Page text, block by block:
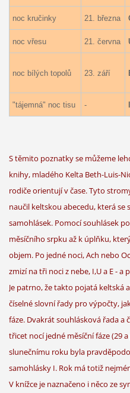
noc kručinky 21. března
noc vřesu 21. června
noc bílých topolů 23. září
"tájemná" noc tisu - I
S těmito poznatky se můžeme
knihy, mladého Kelta Beth-Luis-
rodiče orientují v čase. Tyto
naučil keltskou abecedu, která se
samohlásek. Pomocí souhlásek
měsíčního srpku až k úplňku,
objem. Po jedné noci, Ach nebo
zmizí na tři noci z nebe, I,U a E - a
Je patrno, že takto pojatá keltská
číselné slovní řady pro výpočty,
fáze. Dvakrát souhlásková řada
třicet nocí jedné měsíční fáze (29
slunečnímu roku byla
samohlásky I. Rok má totiž
V knížce je naznačeno i něco ze